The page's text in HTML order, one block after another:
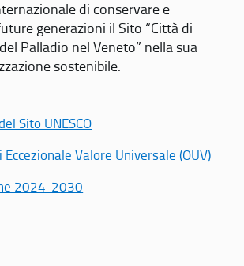
di conservare e
generazioni il Sito “Città di
Palladio nel Veneto” nella sua
sostenibile.
Sito UNESCO
Valore Universale (OUV)
2024-2030